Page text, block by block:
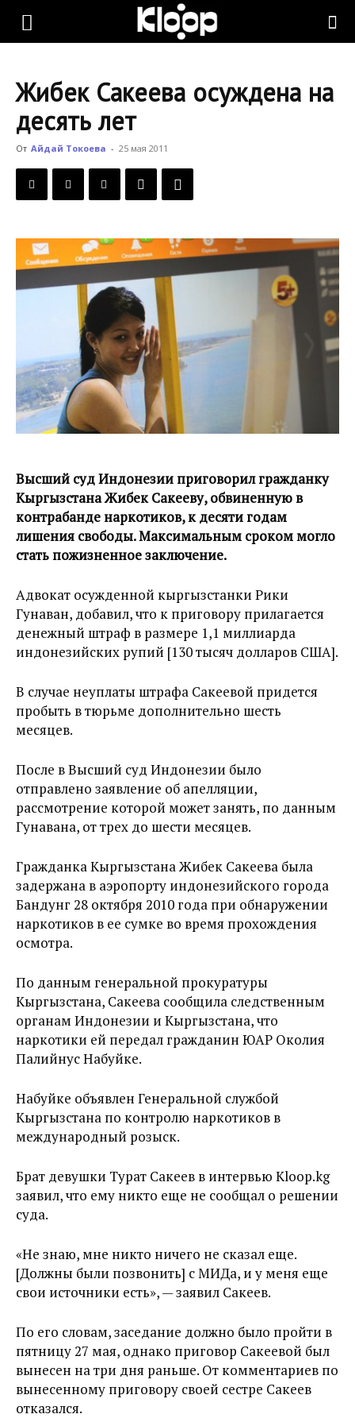
KLOOP.KG
Новости
Жибек Сакеева осуждена на
десять лет
От Айдай Токоева - 25 мая 2011
Высший суд Индонезии приговорил гражданку
Кыргызстана Жибек Сакееву, обвиненную в
контрабанде наркотиков, к десяти годам
лишения свободы. Максимальным сроком могло
стать пожизненное заключение.
Адвокат осужденной кыргызстанки Рики
Гунаван, добавил, что к приговору прилагается
денежный штраф в размере 1,1 миллиарда
индонезийских рупий [130 тысяч долларов США].
В случае неуплаты штрафа Сакеевой придется
пробыть в тюрьме дополнительно шесть
месяцев.
После в Высший суд Индонезии было
отправлено заявление об апелляции,
рассмотрение которой может занять, по данным
Гунавана, от трех до шести месяцев.
Гражданка Кыргызстана Жибек Сакеева была
задержана в аэропорту индонезийского города
Бандунг 28 октября 2010 года при обнаружении
наркотиков в ее сумке во время прохождения
осмотра.
По данным генеральной прокуратуры
Кыргызстана, Сакеева сообщила следственным
органам Индонезии и Кыргызстана, что
наркотики ей передал гражданин ЮАР Околия
Палийнус Набуйке.
Набуйке объявлен Генеральной службой
Кыргызстана по контролю наркотиков в
международный розыск.
Брат девушки Турат Сакеев в интервью Kloop.kg
заявил, что ему никто еще не сообщал о решении
суда.
«Не знаю, мне никто ничего не сказал еще.
[Должны были позвонить] с МИДа, и у меня еще
свои источники есть», — заявил Сакеев.
По его словам, заседание должно было пройти в
пятницу 27 мая, однако приговор Сакеевой был
вынесен на три дня раньше. От комментариев по
вынесенному приговору своей сестре Сакеев
отказался.